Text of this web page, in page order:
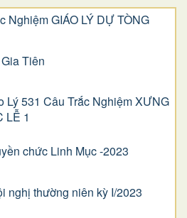
Nghiệm GIÁO LÝ DỰ TÒNG
Tiên
Lý 531 Câu Trắc Nghiệm XƯNG
LỄ 1
chức Linh Mục -2023
nghị thường niên kỳ I/2023